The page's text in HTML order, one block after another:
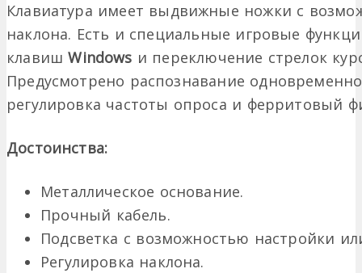
Клавиатура имеет выдвижные ножки с
наклона. Есть и специальные игровые
клавишWindows и переключение стрелок
Предусмотрено распознавание
регулировка частоты опроса и ферритовый
Достоинства:
Металлическое основание.
Прочный кабель.
Подсветка с возможностью настройки
Регулировка наклона.